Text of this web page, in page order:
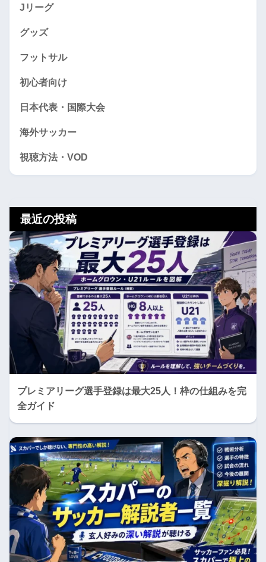
Jリーグ
グッズ
フットサル
初心者向け
日本代表・国際大会
海外サッカー
視聴方法・VOD
最近の投稿
プレミアリーグ選手登録は最大25人！枠の仕組みを完
全ガイド